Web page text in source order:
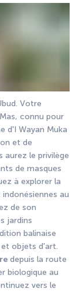
Votre
connu pour
d'I Wayan Muka
et de
aurez le privilège
de masques
à explorer la
de son
jardins
balinaise
et objets d'art.
depuis la route
biologique au
vers le